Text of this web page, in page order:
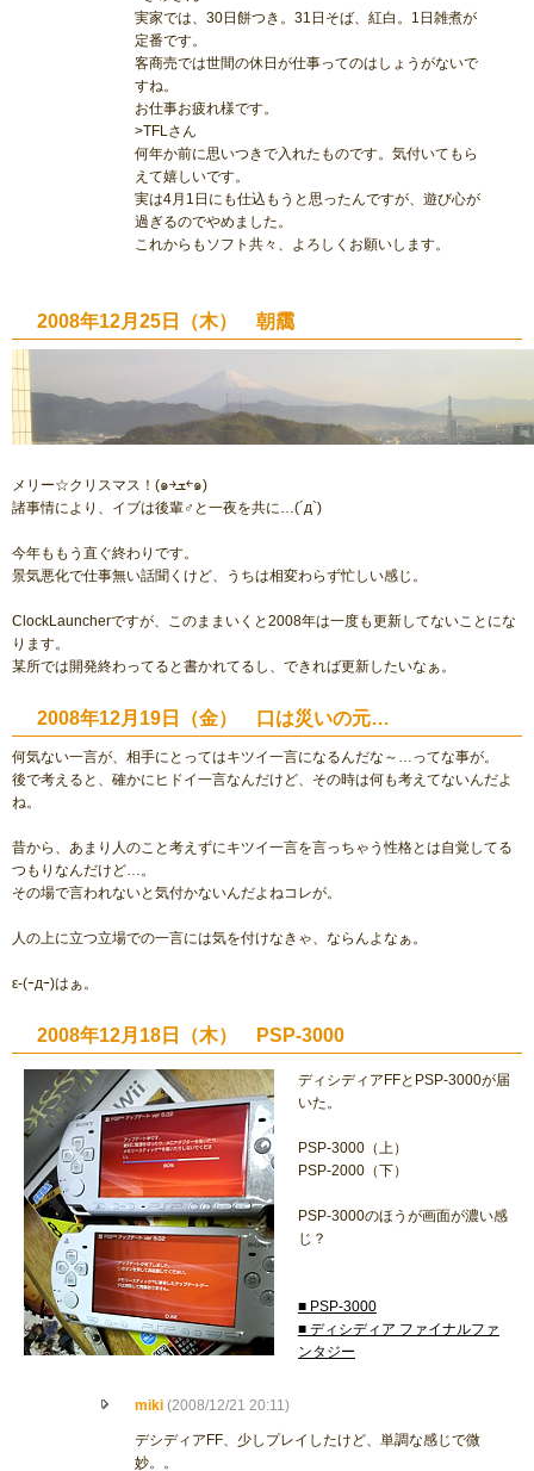
実家では、30日餅つき。31日そば、紅白。1日雑煮が
定番です。
客商売では世間の休日が仕事ってのはしょうがないで
すね。
お仕事お疲れ様です。
>TFLさん
何年か前に思いつきで入れたものです。気付いてもら
えて嬉しいです。
実は4月1日にも仕込もうと思ったんですが、遊び心が
過ぎるのでやめました。
これからもソフト共々、よろしくお願いします。
2008年12月25日（木） 朝靄
メリー☆クリスマス！(๑￫ܫ￩๑)
諸事情により、イブは後輩♂と一夜を共に…(´д`)
今年ももう直ぐ終わりです。
景気悪化で仕事無い話聞くけど、うちは相変わらず忙しい感じ。
ClockLauncherですが、このままいくと2008年は一度も更新してないことにな
ります。
某所では開発終わってると書かれてるし、できれば更新したいなぁ。
2008年12月19日（金） 口は災いの元…
何気ない一言が、相手にとってはキツイ一言になるんだな～…ってな事が。
後で考えると、確かにヒドイ一言なんだけど、その時は何も考えてないんだよ
ね。
昔から、あまり人のこと考えずにキツイ一言を言っちゃう性格とは自覚してる
つもりなんだけど…。
その場で言われないと気付かないんだよねコレが。
人の上に立つ立場での一言には気を付けなきゃ、ならんよなぁ。
ε-(ｰдｰ)はぁ。
2008年12月18日（木） PSP-3000
ディシディアFFとPSP-3000が届
いた。
PSP-3000（上）
PSP-2000（下）
PSP-3000のほうが画面が濃い感
じ？
■ PSP-3000
■ ディシディア ファイナルファ
ンタジー
miki (2008/12/21 20:11)
デシディアFF、少しプレイしたけど、単調な感じで微
妙。。